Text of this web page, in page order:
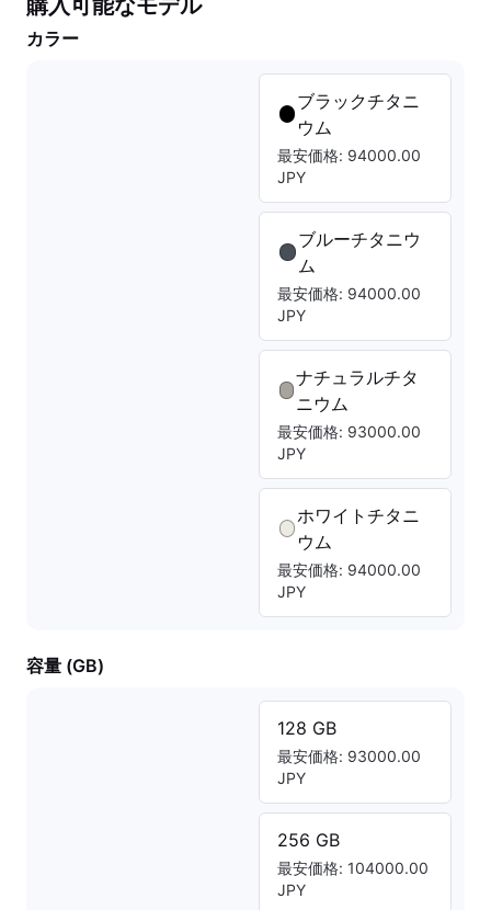
購入可能なモデル
カラー
ブラックチタニ
ウム
最安価格: 94000.00
JPY
ブルーチタニウ
ム
最安価格: 94000.00
JPY
ナチュラルチタ
ニウム
最安価格: 93000.00
JPY
ホワイトチタニ
ウム
最安価格: 94000.00
JPY
容量 (GB)
128 GB
最安価格: 93000.00
JPY
256 GB
最安価格: 104000.00
JPY